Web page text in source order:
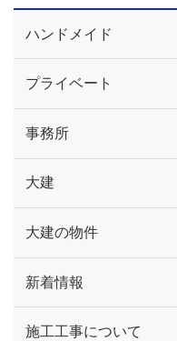
ハンドメイド
プライベート
事務所
大建
大建の物件
新着情報
施工工事について